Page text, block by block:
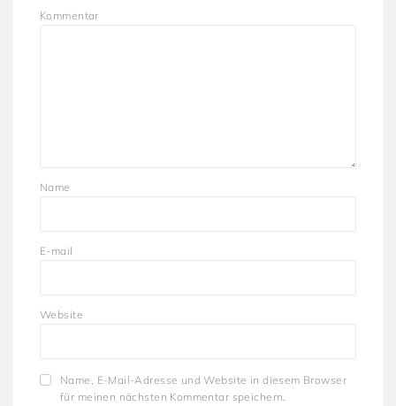
Kommentar
Name
E-mail
Website
Name, E-Mail-Adresse und Website in diesem Browser
für meinen nächsten Kommentar speichern.